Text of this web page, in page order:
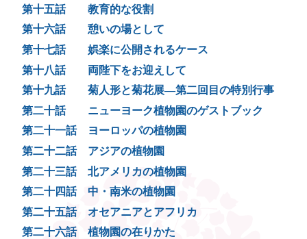
第十五話
教育的な役割
第十六話
憩いの場として
第十七話
娯楽に公開されるケース
第十八話
両陛下をお迎えして
第十九話
菊人形と菊花展―第二回目の特別行事
第二十話
ニューヨーク植物園のゲストブック
第二十一話
ヨーロッパの植物園
第二十二話
アジアの植物園
第二十三話
北アメリカの植物園
第二十四話
中・南米の植物園
第二十五話
オセアニアとアフリカ
第二十六話
植物園の在りかた